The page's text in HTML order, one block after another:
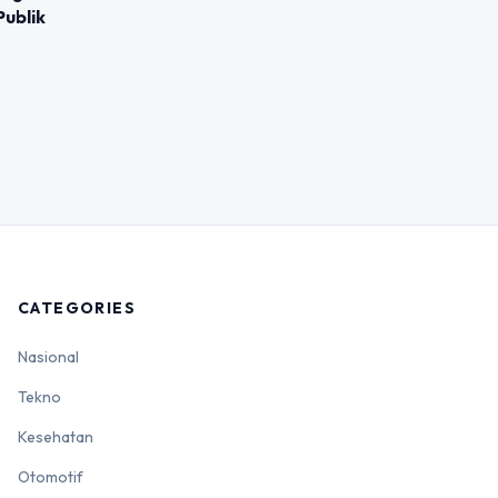
CATEGORIES
Nasional
Tekno
Kesehatan
Otomotif